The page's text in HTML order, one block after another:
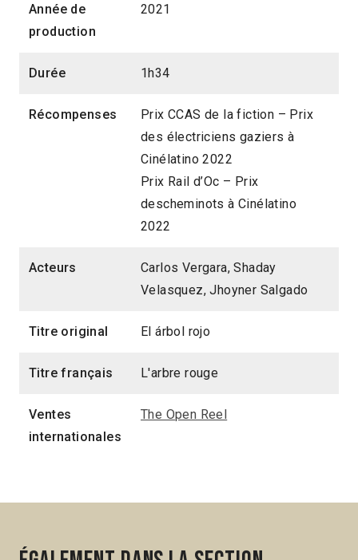
Année de
production
2021
Durée 1h34
Récompenses
Prix CCAS de la fiction – Prix
des électriciens gaziers à
Cinélatino 2022
Prix Rail d’Oc – Prix
descheminots à Cinélatino
2022
Acteurs
Carlos Vergara, Shaday
Velasquez, Jhoyner Salgado
Titre original El árbol rojo
Titre français L'arbre rouge
Ventes
internationales
The Open Reel